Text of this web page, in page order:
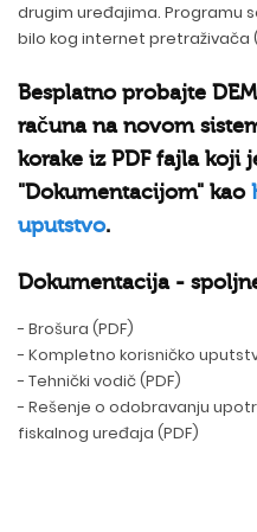
drugim uređajima. Programu
bilo kog internet pretraživača
Besplatno probajte
računa na novom
korake iz PDF fajla koji
"Dokumentacijom" kao
uputstvo.
Dokumentacija -
- Brošura (PDF)
- Kompletno korisničko
- Tehnički vodič (PDF)
- Rešenje o odobravanju
fiskalnog uređaja (PDF)